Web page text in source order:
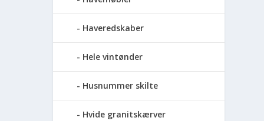
Haveredskaber
Hele vintønder
Husnummer skilte
Hvide granitskærver